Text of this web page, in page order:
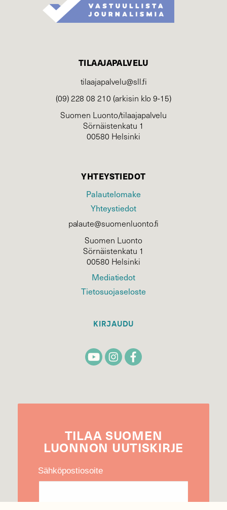
TILAAJAPALVELU
tilaajapalvelu@sll.fi
(09) 228 08 210 (arkisin klo 9-15)
Suomen Luonto/tilaajapalvelu
Sörnäistenkatu 1
00580 Helsinki
YHTEYSTIEDOT
Palautelomake
Yhteystiedot
palaute@suomenluonto.fi
Suomen Luonto
Sörnäistenkatu 1
00580 Helsinki
Mediatiedot
Tietosuojaseloste
KIRJAUDU
TILAA SUOMEN
LUONNON UUTIS­KIRJE
Sähköpostiosoite